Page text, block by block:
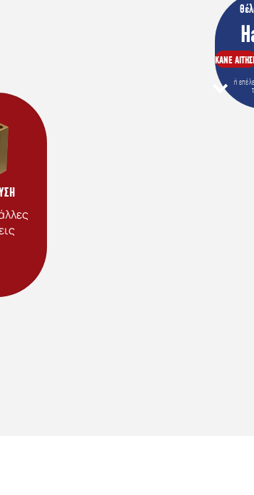
ΚΑΝΕ
ή